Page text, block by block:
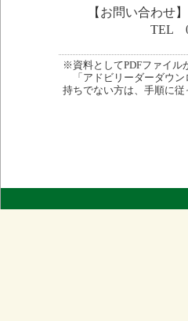
【お問い合わせ】
TEL 096-
※資料としてPDFファイル
「アドビリーダーダウン
持ちでない方は、手順に